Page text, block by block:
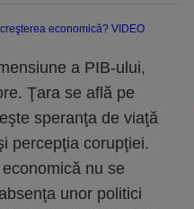
a PIB-ului,
Ţara se află pe
speranţa de viaţă
percepţia corupţiei.
nu se
unor politici